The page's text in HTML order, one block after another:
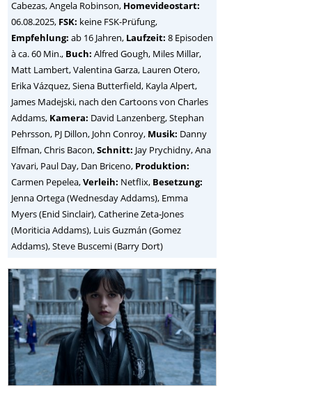
Cabezas, Angela Robinson, Homevideostart:
06.08.2025, FSK: keine FSK-Prüfung,
Empfehlung: ab 16 Jahren, Laufzeit: 8 Episoden
à ca. 60 Min., Buch: Alfred Gough, Miles Millar,
Matt Lambert, Valentina Garza, Lauren Otero,
Erika Vázquez, Siena Butterfield, Kayla Alpert,
James Madejski, nach den Cartoons von Charles
Addams, Kamera: David Lanzenberg, Stephan
Pehrsson, PJ Dillon, John Conroy, Musik: Danny
Elfman, Chris Bacon,Schnitt: Jay Prychidny, Ana
Yavari, Paul Day, Dan Briceno, Produktion:
Carmen Pepelea,Verleih: Netflix, Besetzung:
Jenna Ortega (Wednesday Addams), Emma
Myers (Enid Sinclair), Catherine Zeta-Jones
(Moriticia Addams), Luis Guzmán (Gomez
Addams), Steve Buscemi (Barry Dort)